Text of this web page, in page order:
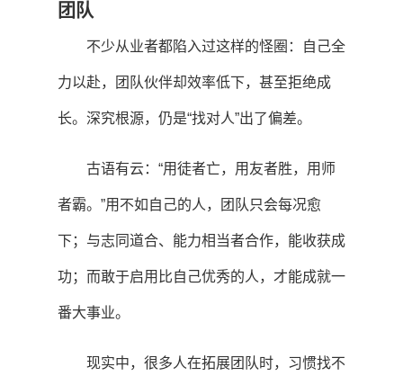
团队
不少从业者都陷入过这样的怪圈：自己全
力以赴，团队伙伴却效率低下，甚至拒绝成
长。深究根源，仍是“找对人”出了偏差。
古语有云：“用徒者亡，用友者胜，用师
者霸。”用不如自己的人，团队只会每况愈
下；与志同道合、能力相当者合作，能收获成
功；而敢于启用比自己优秀的人，才能成就一
番大事业。
现实中，很多人在拓展团队时，习惯找不